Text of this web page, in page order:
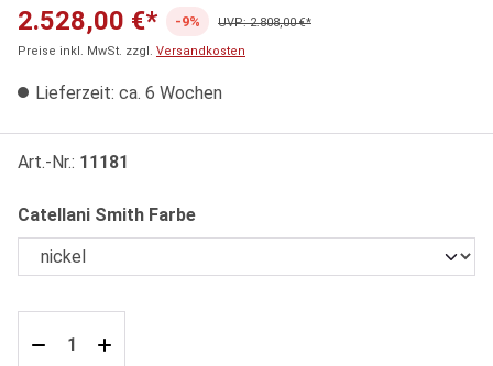
2.528,00 €* -9%
UVP: 2.808,00 €*
Preise inkl. MwSt. zzgl. Versandkosten
Lieferzeit: ca. 6 Wochen
Art.-Nr.: 11181
Catellani Smith Farbeauswählen